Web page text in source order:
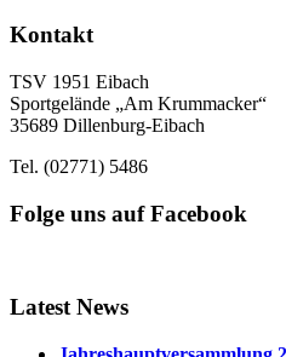
Kontakt
TSV 1951 Eibach
Sportgelände „Am Krummacker“
35689 Dillenburg-Eibach
Tel. (02771) 5486
Folge uns auf Facebook
Latest News